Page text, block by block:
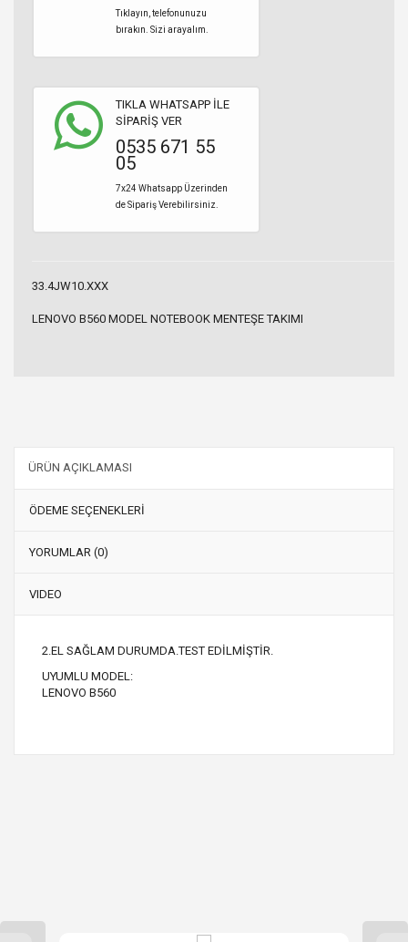
Tıklayın, telefonunuzu
bırakın. Sizi arayalım.
TIKLA WHATSAPP İLE
SİPARİŞ VER
0535 671 55
05
7x24 Whatsapp Üzerinden
de Sipariş Verebilirsiniz.
33.4JW10.XXX
LENOVO B560 MODEL NOTEBOOK MENTEŞE TAKIMI
ÜRÜN AÇIKLAMASI
ÖDEME SEÇENEKLERİ
YORUMLAR (0)
VIDEO
2.EL SAĞLAM DURUMDA.TEST EDİLMİŞTİR.
UYUMLU MODEL:
LENOVO B560